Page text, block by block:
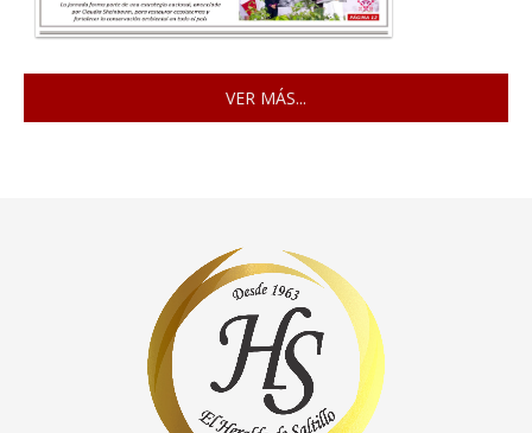
VER MÁS...